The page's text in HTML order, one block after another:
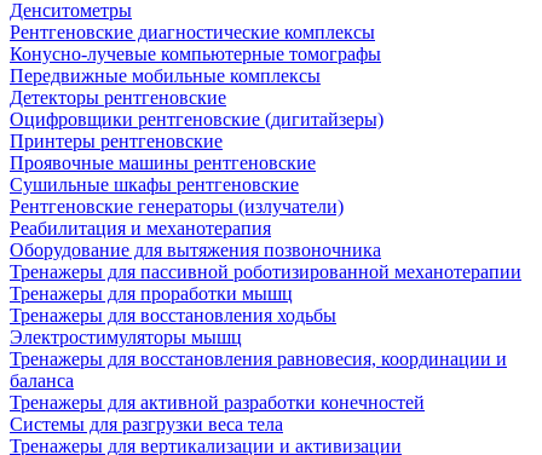
Денситометры
Рентгеновские диагностические комплексы
Конусно-лучевые компьютерные томографы
Передвижные мобильные комплексы
Детекторы рентгеновские
Оцифровщики рентгеновские (дигитайзеры)
Принтеры рентгеновские
Проявочные машины рентгеновские
Сушильные шкафы рентгеновские
Рентгеновские генераторы (излучатели)
Реабилитация и механотерапия
Оборудование для вытяжения позвоночника
Тренажеры для пассивной роботизированной механотерапии
Тренажеры для проработки мышц
Тренажеры для восстановления ходьбы
Электростимуляторы мышц
Тренажеры для восстановления равновесия, координации и
баланса
Тренажеры для активной разработки конечностей
Системы для разгрузки веса тела
Тренажеры для вертикализации и активизации